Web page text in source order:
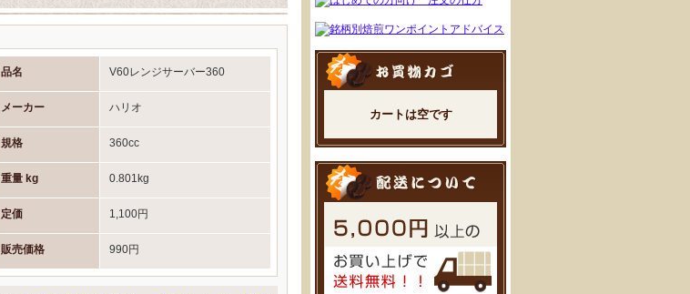
カートは空です
品名 V60レンジサーバー360
メーカー ハリオ
規格 360cc
重量 kg 0.801kg
定価 1,100円
販売価格 990円